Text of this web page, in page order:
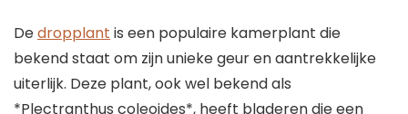
Dedropplant is een populaire kamerplant die
bekend staat om zijn unieke geur en aantrekkelijke
uiterlijk. Deze plant, ook wel bekend als
*Plectranthus coleoides*, heeft bladeren die een